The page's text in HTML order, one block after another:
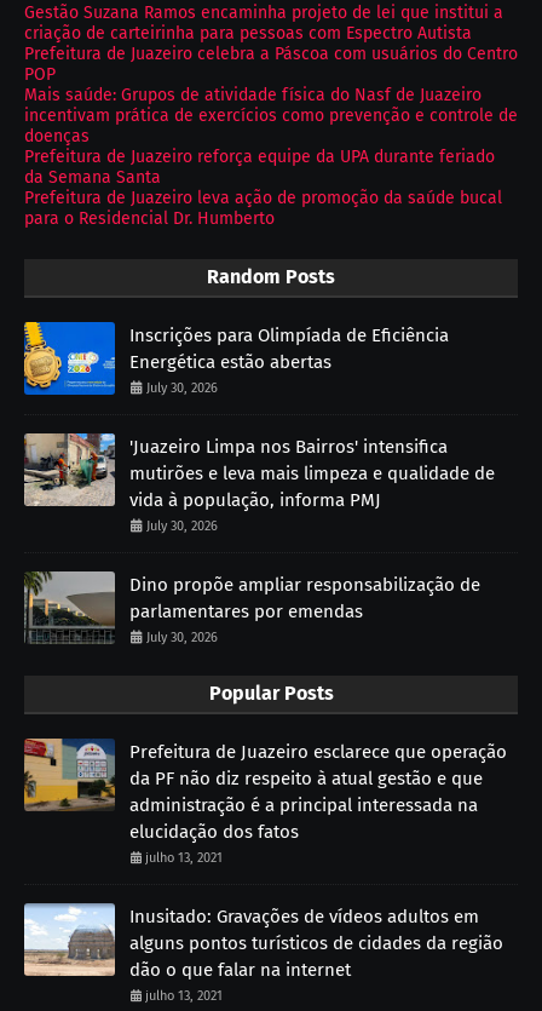
Gestão Suzana Ramos encaminha projeto de lei que institui a
criação de carteirinha para pessoas com Espectro Autista
Prefeitura de Juazeiro celebra a Páscoa com usuários do Centro
POP
Mais saúde: Grupos de atividade física do Nasf de Juazeiro
incentivam prática de exercícios como prevenção e controle de
doenças
Prefeitura de Juazeiro reforça equipe da UPA durante feriado
da Semana Santa
Prefeitura de Juazeiro leva ação de promoção da saúde bucal
para o Residencial Dr. Humberto
Random Posts
Inscrições para Olimpíada de Eficiência
Energética estão abertas
July 30, 2026
'Juazeiro Limpa nos Bairros' intensifica
mutirões e leva mais limpeza e qualidade de
vida à população, informa PMJ
July 30, 2026
Dino propõe ampliar responsabilização de
parlamentares por emendas
July 30, 2026
Popular Posts
Prefeitura de Juazeiro esclarece que operação
da PF não diz respeito à atual gestão e que
administração é a principal interessada na
elucidação dos fatos
julho 13, 2021
Inusitado: Gravações de vídeos adultos em
alguns pontos turísticos de cidades da região
dão o que falar na internet
julho 13, 2021